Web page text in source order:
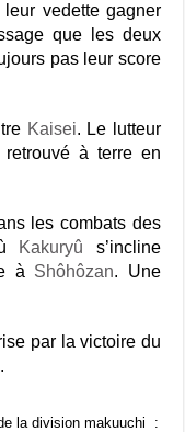
vedette gagner
que les deux
pas leur score
Kaisei. Le lutteur
à terre en
les combats des
Kakuryû s’incline
à Shôhôzan. Une
par la victoire du
.
la division makuuchi :